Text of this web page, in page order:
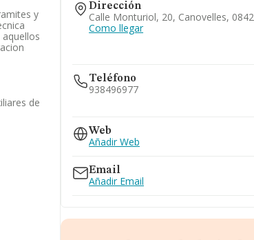
y
de
Dirección
Calle Monturiol, 20, Canovelles,
Como llegar
Teléfono
938496977
Web
Añadir Web
Email
Añadir Email